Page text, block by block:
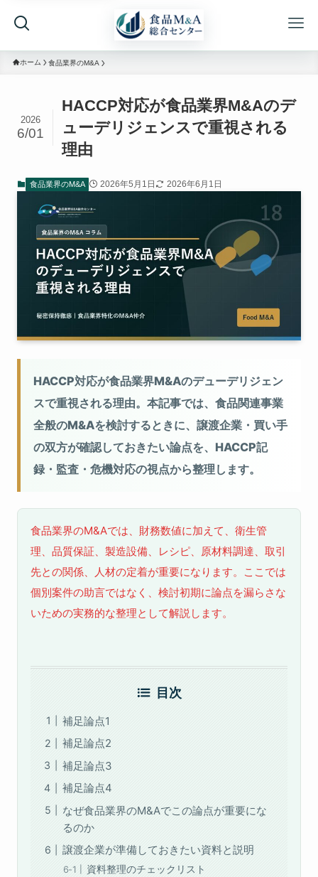
ホーム 食品業界のM&A
HACCP対応が食品業界M&Aのデ
ューデリジェンスで重視される
理由
2026
6/01
食品業界のM&A 2026年5月1日 2026年6月1日
HACCP対応が食品業界M&Aのデューデリジェン
スで重視される理由。本記事では、食品関連事業
全般のM&Aを検討するときに、譲渡企業・買い手
の双方が確認しておきたい論点を、HACCP記
録・監査・危機対応の視点から整理します。
食品業界のM&Aでは、財務数値に加えて、衛生管
理、品質保証、製造設備、レシピ、原材料調達、取引
先との関係、人材の定着が重要になります。ここでは
個別案件の助言ではなく、検討初期に論点を漏らさな
いための実務的な整理として解説します。
目次
補足論点1
補足論点2
補足論点3
補足論点4
なぜ食品業界のM&Aでこの論点が重要にな
るのか
譲渡企業が準備しておきたい資料と説明
資料整理のチェックリスト